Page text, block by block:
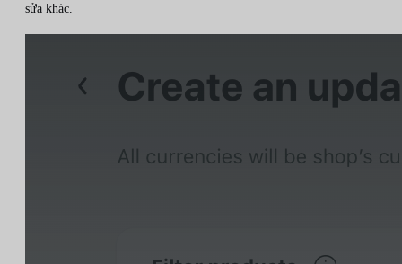
sửa khác.